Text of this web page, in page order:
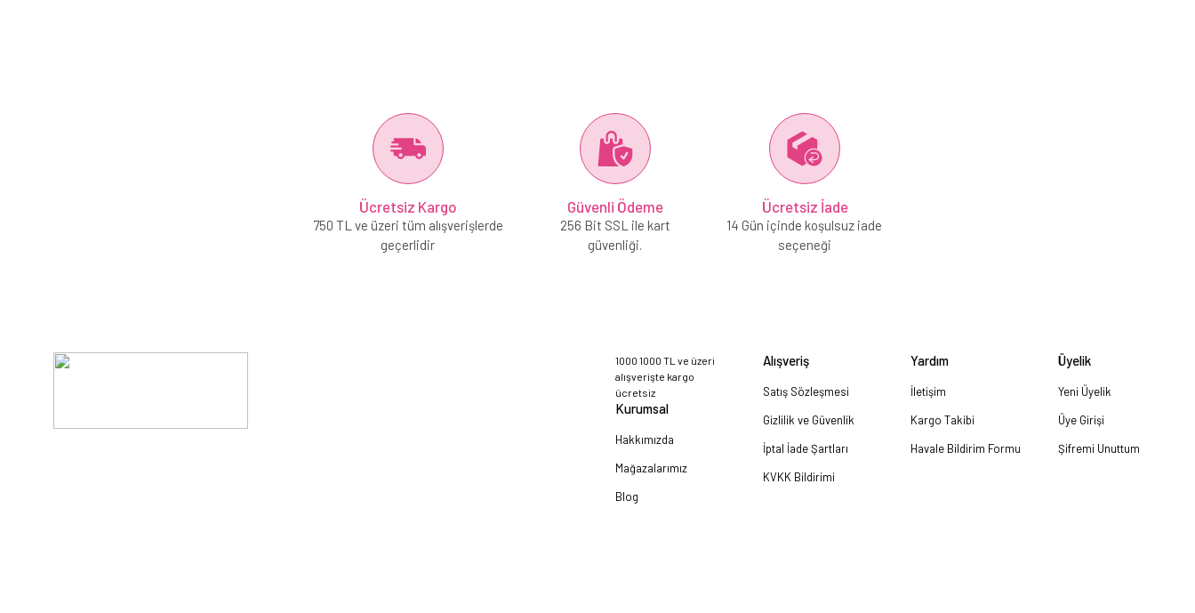
Ücretsiz Kargo
750 TL ve üzeri tüm alışverişlerde
geçerlidir
Güvenli Ödeme
256 Bit SSL ile kart
güvenliği.
Ücretsiz İade
14 Gün içinde koşulsuz iade
seçeneği
1000 1000 TL ve üzeri
alışverişte kargo
ücretsiz
Kurumsal
Hakkımızda
Mağazalarımız
Blog
Alışveriş
Satış Sözleşmesi
Gizlilik ve Güvenlik
İptal İade Şartları
KVKK Bildirimi
Yardım
İletişim
Kargo Takibi
Havale Bildirim Formu
Üyelik
Yeni Üyelik
Üye Girişi
Şifremi Unuttum